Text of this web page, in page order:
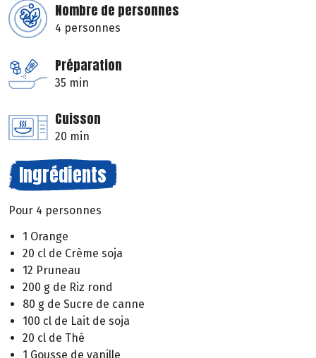
Nombre de personnes
4 personnes
Préparation
35 min
Cuisson
20 min
Ingrédients
Pour 4 personnes
1 Orange
20 cl de Crème soja
12 Pruneau
200 g de Riz rond
80 g de Sucre de canne
100 cl de Lait de soja
20 cl de Thé
1 Gousse de vanille